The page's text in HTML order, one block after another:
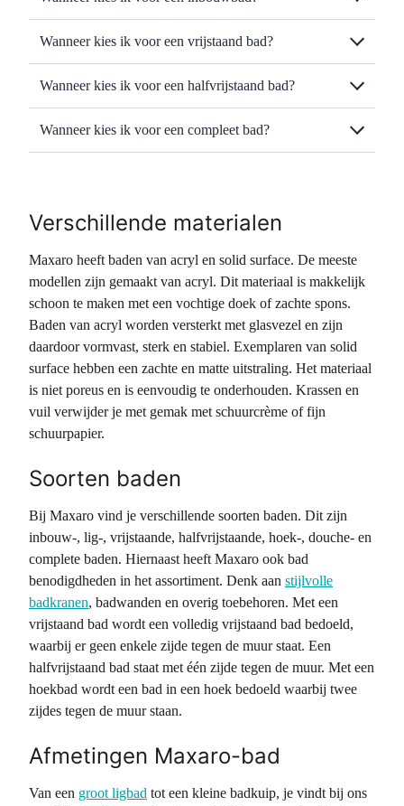
Wanneer kies ik voor een vrijstaand bad?
Wanneer kies ik voor een halfvrijstaand bad?
Wanneer kies ik voor een compleet bad?
Verschillende materialen
Maxaro heeft baden van acryl en solid surface. De meeste
modellen zijn gemaakt van acryl. Dit materiaal is makkelijk
schoon te maken met een vochtige doek of zachte spons.
Baden van acryl worden versterkt met glasvezel en zijn
daardoor vormvast, sterk en stabiel. Exemplaren van solid
surface hebben een zachte en matte uitstraling. Het materiaal
is niet poreus en is eenvoudig te onderhouden. Krassen en
vuil verwijder je met gemak met schuurcrème of fijn
schuurpapier.
Soorten baden
Bij Maxaro vind je verschillende soorten baden. Dit zijn
inbouw-, lig-, vrijstaande, halfvrijstaande, hoek-, douche- en
complete baden. Hiernaast heeft Maxaro ook bad
benodigdheden in het assortiment. Denk aan stijlvolle
badkranen, badwanden en overig toebehoren. Met een
vrijstaand bad wordt een volledig vrijstaand bad bedoeld,
waarbij er geen enkele zijde tegen de muur staat. Een
halfvrijstaand bad staat met één zijde tegen de muur. Met een
hoekbad wordt een bad in een hoek bedoeld waarbij twee
zijdes tegen de muur staan.
Afmetingen Maxaro-bad
Van een groot ligbad tot een kleine badkuip, je vindt bij ons